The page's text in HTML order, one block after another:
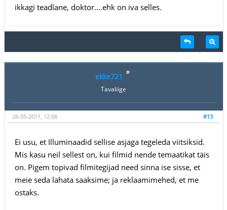
ikkagi teadlane, doktor....ehk on iva selles.
ekke721
Tavaliige
#13
26-05-2011, 12:08
Ei usu, et Illuminaadid sellise asjaga tegeleda viitsiksid.
Mis kasu neil sellest on, kui filmid nende temaatikat täis
on. Pigem topivad filmitegijad need sinna ise sisse, et
meie seda lahata saaksime; ja reklaamimehed, et me
ostaks.